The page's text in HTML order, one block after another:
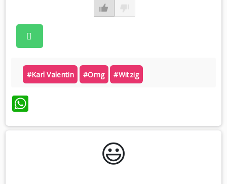
#karl Valentin #omg #witzig
WhatsApp
😃️